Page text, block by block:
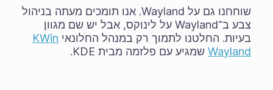
שוחחנו גם על Wayland. אנו תומכים מעתה בניהול
צבע ב־Wayland על לינוקס, אבל יש שם מגוון
בעיות. החלטנו לתמוך רק במנהל החלונאי KWin
Waylandשמגיע עם פלזמה מבית KDE.